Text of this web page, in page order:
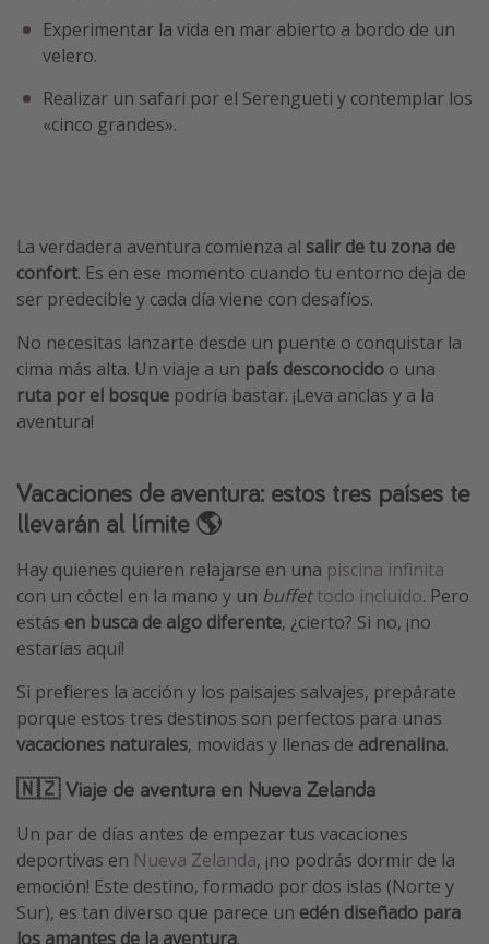
Experimentar la vida en mar abierto a bordo de un
velero.
Realizar un safari por el Serengueti y contemplar los
«cinco grandes».
La verdadera aventura comienza al salir de tu zona de
confort. Es en ese momento cuando tu entorno deja de
ser predecible y cada día viene con desafíos.
No necesitas lanzarte desde un puente o conquistar la
cima más alta. Un viaje a un país desconocido o una
ruta por el bosque podría bastar. ¡Leva anclas y a la
aventura!
Vacaciones de aventura: estos tres países te
llevarán al límite 🌎
Hay quienes quieren relajarse en una piscina infinita
con un cóctel en la mano y un buffet todo incluido. Pero
estás en busca de algo diferente, ¿cierto? Si no, ¡no
estarías aquí!
Si prefieres la acción y los paisajes salvajes, prepárate
porque estos tres destinos son perfectos para unas
vacaciones naturales, movidas y llenas de adrenalina.
🇳🇿 Viaje de aventura en Nueva Zelanda
Un par de días antes de empezar tus vacaciones
deportivas en Nueva Zelanda, ¡no podrás dormir de la
emoción! Este destino, formado por dos islas (Norte y
Sur), es tan diverso que parece un edén diseñado para
los amantes de la aventura.